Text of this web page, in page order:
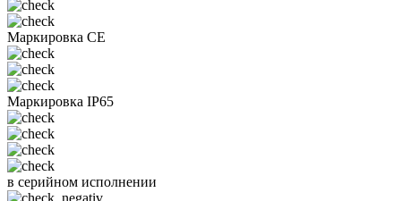
Маркировка CE
Маркировка IP65
в серийном исполнении